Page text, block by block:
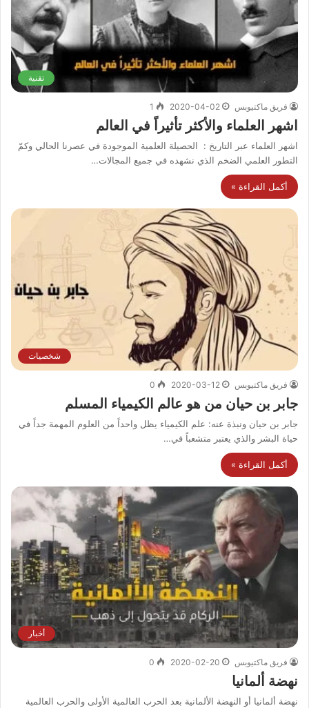
تقنية
فريق ماكتيوبس 2020-04-02
1
اشهر العلماء والأكثر تأثيراً في العالم
اشهر العلماء عبر التاريخ : الحصيلة العلمية الموجودة في عصرنا الحالي وكمّ
التطور العلمي الضخم الذي نشهده في جميع المجالات…
أكمل القراءة »
شخصيات
فريق ماكتيوبس 2020-03-12
0
جابر بن حيان من هو عالم الكيمياء المسلم
جابر بن حيان ونبذة عنه: علم الكيمياء يظل واحداً من العلوم المهمة جداً في
حياة البشر والذي يعتبر متشعباً في…
أكمل القراءة »
أخبار
فريق ماكتيوبس 2020-02-20
0
نهضة ألمانيا
نهضة ألمانيا أو النهضة الألمانية بعد الحرب العالمية الأولى والحرب العالمية